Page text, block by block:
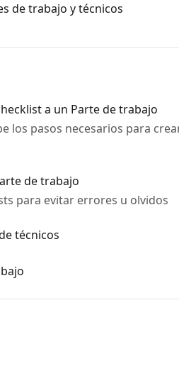
de trabajo y técnicos
a un Parte de trabajo
los pasos necesarios para
de trabajo
para evitar errores u olvidos
técnicos